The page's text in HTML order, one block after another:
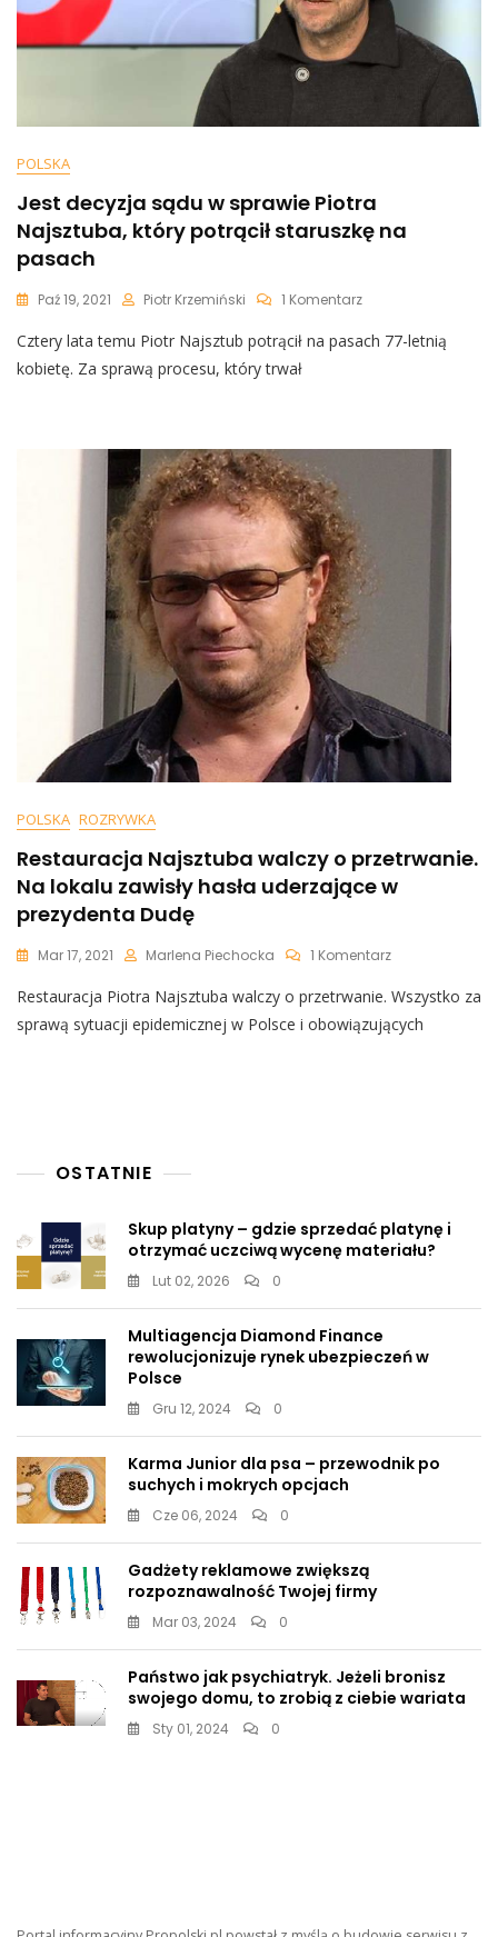
[WIDEO]
POLSKA
Jest decyzja sądu w sprawie Piotra
Najsztuba, który potrącił staruszkę na
pasach
Paź 19, 2021 Piotr Krzemiński 1 KomentarzDo
Decyzja
Najsztuba,
Pasach
Cztery lata temu Piotr Najsztub potrącił na pasach 77-letnią
kobietę. Za sprawą procesu, który trwał
POLSKA ROZRYWKA
Restauracja Najsztuba walczy o przetrwanie.
Na lokalu zawisły hasła uderzające w
prezydenta Dudę
Mar 17, 2021 Marlena Piechocka 1 KomentarzDo
Najsztuba
Walczy
O
Dudę
Restauracja Piotra Najsztuba walczy o przetrwanie. Wszystko za
sprawą sytuacji epidemicznej w Polsce i obowiązujących
OSTATNIE
Skup platyny – gdzie sprzedać platynę i
otrzymać uczciwą wycenę materiału?
Lut 02, 2026 0
Multiagencja Diamond Finance
rewolucjonizuje rynek ubezpieczeń w
Polsce
Gru 12, 2024 0
Karma Junior dla psa – przewodnik po
suchych i mokrych opcjach
Cze 06, 2024 0
Gadżety reklamowe zwiększą
rozpoznawalność Twojej firmy
Mar 03, 2024 0
Państwo jak psychiatryk. Jeżeli bronisz
swojego domu, to zrobią z ciebie wariata
Sty 01, 2024 0